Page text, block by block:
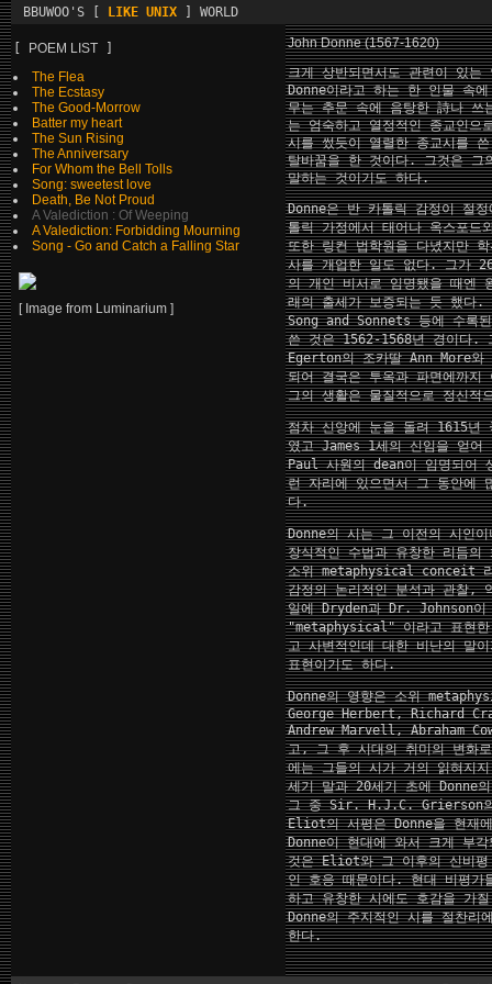
BBUWOO'S [ LIKE UNIX ] WORLD
POEM LIST
The Flea
The Ecstasy
The Good-Morrow
Batter my heart
The Sun Rising
The Anniversary
For Whom the Bell Tolls
Song: sweetest love
Death, Be Not Proud
A Valediction : Of Weeping
A Valediction: Forbidding Mourning
Song - Go and Catch a Falling Star
[ Image from Luminarium ]
John Donne (1567-1620)
크게 상반되면서도 관련이 있는
Donne이라고 하는 한 인물 속
무는 추문 속에 음탕한 詩나 쓰
는 엄숙하고 열정적인 종교인
시를 썼듯이 열렬한 종교시를
탈바꿈을 한 것이다. 그것은 그
말하는 것이기도 하다.
Donne은 반 카톨릭 감정이 절
톨릭 가정에서 태어나 옥스포드
또한 링컨 법학원을 다녔지만
사를 개업한 일도 없다. 그가
의 개인 비서로 임명됐을 때엔
래의 출세가 보증되는 듯 했
Song and Sonnets 등에 수록
쓴 것은 1562-1568년 경이다.
Egerton의 조카딸 Ann More
되어 결국은 투옥과 파면에까
그의 생활은 물질적으로 정신적
점차 신앙에 눈을 돌려 1615년
였고 James 1세의 신임을 얻
Paul 사원의 dean이 임명되어
런 자리에 있으면서 그 동안에
다.
Donne의 시는 그 이전의 시인
장식적인 수법과 유창한 리듬
소위 metaphysical conceit 라
감정의 논리적인 분석과 관찰,
일에 Dryden과 Dr. Johnson이
"metaphysical" 이라고 표현한
고 사변적인데 대한 비난의 말
표현이기도 하다.
Donne의 영향은 소위
George Herbert, Richard
Andrew Marvell, Abraham
고, 그 후 시대의 취미의 변화
에는 그들의 시가 거의 읽혀지
세기 말과 20세기 초에 Donne
그 중 Sir. H.J.C. Grierson
Eliot의 서평은 Donne을 현재
Donne이 현대에 와서 크게 부
것은 Eliot와 그 이후의 신비평
인 호응 때문이다. 현대 비평가
하고 유창한 시에도 호감을 가
Donne의 주지적인 시를 절찬리
한다.